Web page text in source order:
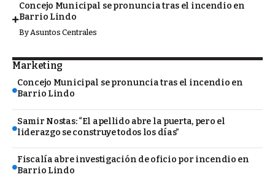
Concejo Municipal se pronuncia tras el incendio en
Barrio Lindo
By Asuntos Centrales
Marketing
Concejo Municipal se pronuncia tras el incendio en
Barrio Lindo
Samir Nostas: “El apellido abre la puerta, pero el
liderazgo se construye todos los días”
Fiscalía abre investigación de oficio por incendio en
Barrio Lindo